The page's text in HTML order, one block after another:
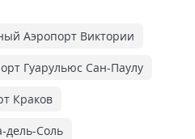
Аэропорт Виктории
Гуарульюс Сан-Паулу
Краков
дель-Соль